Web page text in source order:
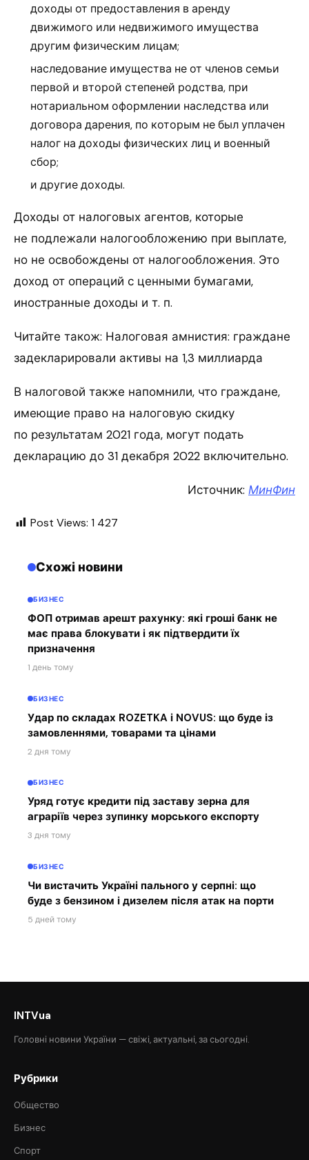
доходы от предоставления в аренду
движимого или недвижимого имущества
другим физическим лицам;
наследование имущества не от членов семьи
первой и второй степеней родства, при
нотариальном оформлении наследства или
договора дарения, по которым не был уплачен
налог на доходы физических лиц и военный
сбор;
и другие доходы.
Доходы от налоговых агентов, которые
не подлежали налогообложению при выплате,
но не освобождены от налогообложения. Это
доход от операций с ценными бумагами,
иностранные доходы и т. п.
Читайте також: Налоговая амнистия: граждане
задекларировали активы на 1,3 миллиарда
В налоговой также напомнили, что граждане,
имеющие право на налоговую скидку
по результатам 2021 года, могут подать
декларацию до 31 декабря 2022 включительно.
Источник: МинФин
Post Views: 1 427
Схожі новини
БИЗНЕС
ФОП отримав арешт рахунку: які гроші банк не
має права блокувати і як підтвердити їх
призначення
1 день тому
БИЗНЕС
Удар по складах ROZETKA і NOVUS: що буде із
замовленнями, товарами та цінами
2 дня тому
БИЗНЕС
Уряд готує кредити під заставу зерна для
аграріїв через зупинку морського експорту
3 дня тому
БИЗНЕС
Чи вистачить Україні пального у серпні: що
буде з бензином і дизелем після атак на порти
5 дней тому
INTVua
Головні новини України — свіжі, актуальні, за сьогодні.
Рубрики
Общество
Бизнес
Спорт